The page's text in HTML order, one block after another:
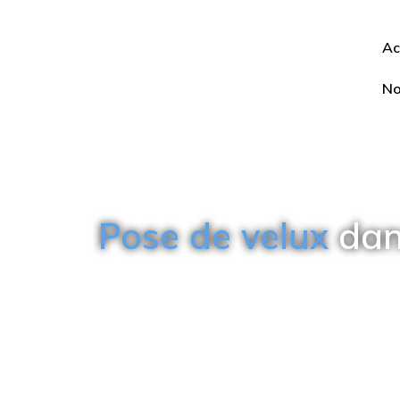
Pose de velux